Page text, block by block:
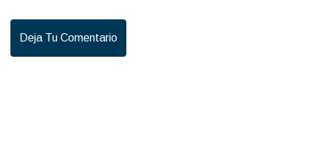
Deja Tu Comentario